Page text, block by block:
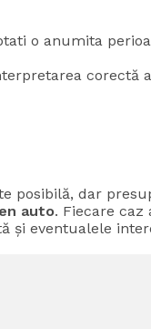
o anumita
corectă
posibilă, dar
auto. Fiecare caz
și eventualele